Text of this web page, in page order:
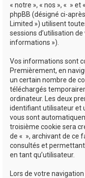
« notre », « nos », « »
phpBB (désigné ci-
Limited ») utilisent
sessions d’utilisation
informations »).
Vos informations sont
Premièrement, en
un certain nombre de
téléchargés
ordinateur. Les deux
identifiant utilisateur et
vous sont
troisième cookie sera
de « », archivant de ce
consultés et
en tant qu’utilisateur.
Lors de votre